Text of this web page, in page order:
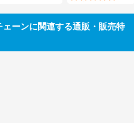
ーンに関連する通販・販売特